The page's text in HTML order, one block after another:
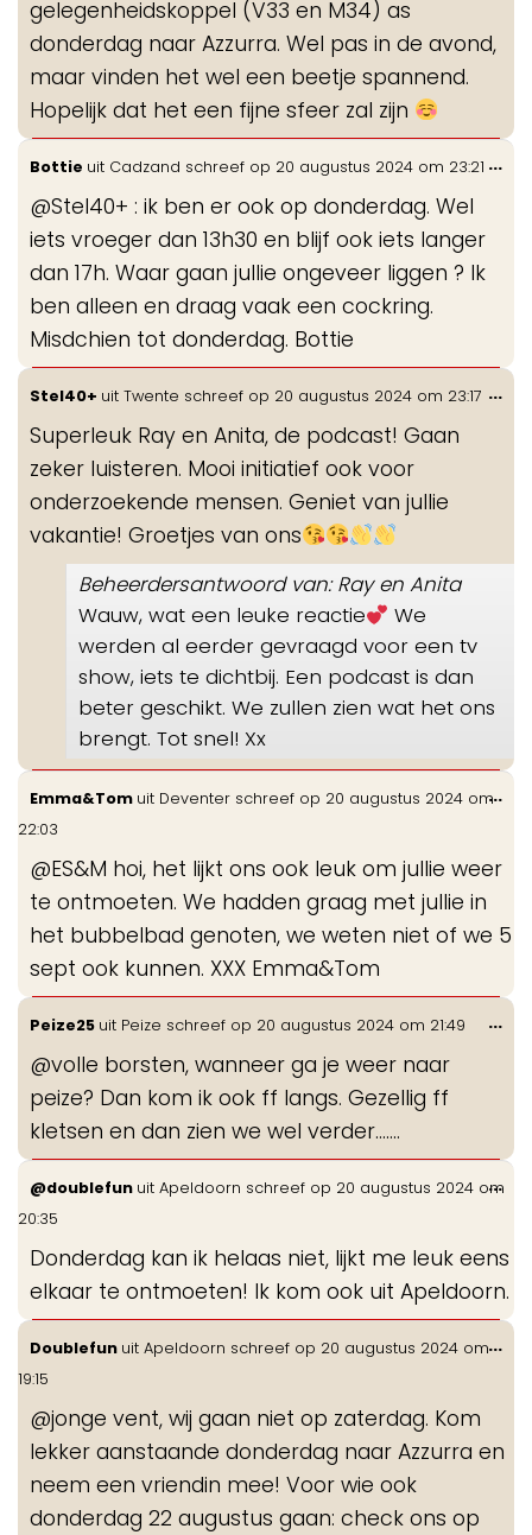
gelegenheidskoppel (V33 en M34) as
donderdag naar Azzurra. Wel pas in de avond,
maar vinden het wel een beetje spannend.
Hopelijk dat het een fijne sfeer zal zijn
Bottie uit Cadzand schreef op 20 augustus 2024 om 23:21
@Stel40+ : ik ben er ook op donderdag. Wel
iets vroeger dan 13h30 en blijf ook iets langer
dan 17h. Waar gaan jullie ongeveer liggen ? Ik
ben alleen en draag vaak een cockring.
Misdchien tot donderdag. Bottie
...
Stel40+ uit Twente schreef op 20 augustus 2024 om 23:17
Superleuk Ray en Anita, de podcast! Gaan
zeker luisteren. Mooi initiatief ook voor
onderzoekende mensen. Geniet van jullie
vakantie! Groetjes van ons
Beheerdersantwoord van: Ray en Anita
Wauw, wat een leuke reactie
We
werden al eerder gevraagd voor een tv
show, iets te dichtbij. Een podcast is dan
beter geschikt. We zullen zien wat het ons
brengt. Tot snel! Xx
...
Emma&Tom uit Deventer schreef op 20 augustus 2024 om
22:03
@ES&M hoi, het lijkt ons ook leuk om jullie weer
te ontmoeten. We hadden graag met jullie in
het bubbelbad genoten, we weten niet of we 5
sept ook kunnen. XXX Emma&Tom
...
Peize25 uit Peize schreef op 20 augustus 2024 om 21:49
@volle borsten, wanneer ga je weer naar
peize? Dan kom ik ook ff langs. Gezellig ff
kletsen en dan zien we wel verder…….
...
@doublefun uit Apeldoorn schreef op 20 augustus 2024 om
20:35
Donderdag kan ik helaas niet, lijkt me leuk eens
elkaar te ontmoeten! Ik kom ook uit Apeldoorn.
...
Doublefun uit Apeldoorn schreef op 20 augustus 2024 om
19:15
@jonge vent, wij gaan niet op zaterdag. Kom
lekker aanstaande donderdag naar Azzurra en
neem een vriendin mee! Voor wie ook
donderdag 22 augustus gaan: check ons op
...